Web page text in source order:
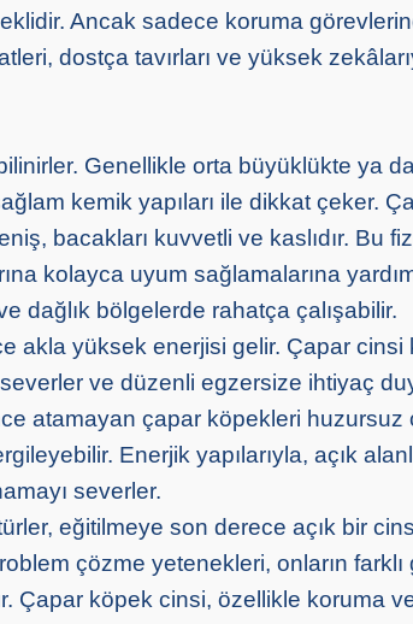
Ancak sadece koruma
dostça tavırları ve yüksek
Genellikle orta büyüklükte ya
kemik yapıları ile dikkat çeker.
bacakları kuvvetli ve kaslıdır. Bu
kolayca uyum sağlamalarına
dağlık bölgelerde rahatça çalışabilir.
akla yüksek enerjisi gelir. Çapar cinsi
ve düzenli egzersize ihtiyaç
atamayan çapar köpekleri huzursuz
Enerjik yapılarıyla, açık
severler.
eğitilmeye son derece açık bir
çözme yetenekleri, onların farklı
Çapar köpek cinsi, özellikle koruma